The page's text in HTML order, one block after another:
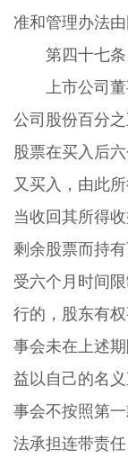
准和管理办法
第四十七条
上市公司
公司股份百分
股票在买入后
又买入，由此
当收回其所得
剩余股票而持
受六个月时间
行的，股东有
事会未在上述
益以自己的名
事会不按照第
法承担连带责任